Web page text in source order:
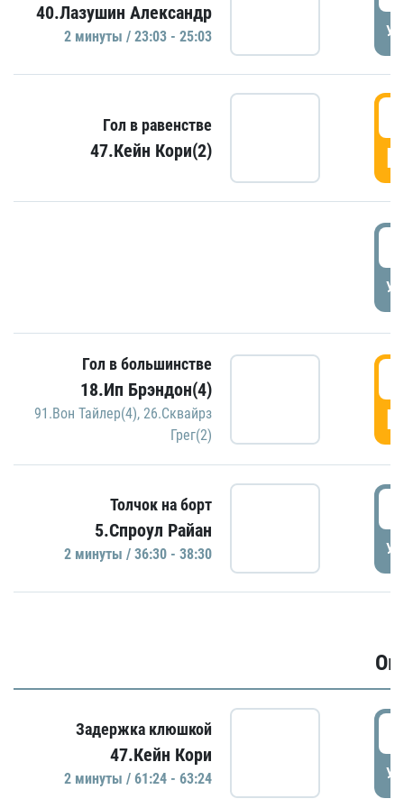
40.Лазушин Александр
2 минуты / 23:03 - 25:03
Гол в равенстве
47.Кейн Кори(2)
Гол в большинстве
18.Ип Брэндон(4)
91.Вон Тайлер(4), 26.Сквайрз
Грег(2)
Толчок на борт
5.Спроул Райан
2 минуты / 36:30 - 38:30
Задержка клюшкой
47.Кейн Кори
2 минуты / 61:24 - 63:24